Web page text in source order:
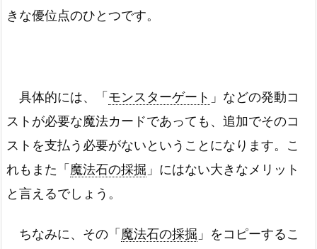
きな優位点のひとつです。
具体的には、「 モンスターゲート 」などの発動コ
ストが必要な魔法カードであっても、追加でそのコ
ストを支払う必要がないということになります。こ
れもまた「 魔法石の採掘 」にはない大きなメリット
と言えるでしょう。
ちなみに、その「 魔法石の採掘 」をコピーするこ